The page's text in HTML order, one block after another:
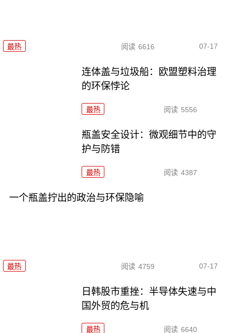
最热 阅读 6616 07-17
连体盖与垃圾船：欧盟塑料治理
的环保悖论
最热 阅读 5556
瓶盖安全设计：微观细节中的守
护与防错
最热 阅读 4387
一个瓶盖拧出的政治与环保隐喻
最热 阅读 4759 07-17
日韩股市重挫：半导体失速与中
国外贸的危与机
最热 阅读 6640